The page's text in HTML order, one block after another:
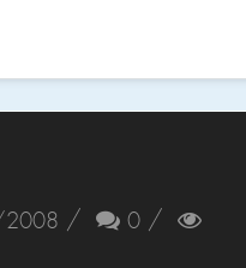
/ 0 /